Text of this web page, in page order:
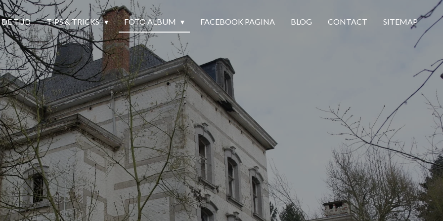
TIJD TIPS & TRICKS FOTO ALBUM FACEBOOK PAGINA BLOG CONTACT SITEMAP